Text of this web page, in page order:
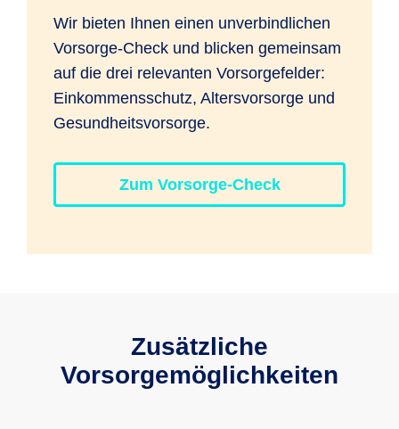
Wir bieten Ihnen einen unverbindlichen
Vorsorge-Check und blicken gemeinsam
auf die drei relevanten Vorsorgefelder:
Einkommensschutz, Altersvorsorge und
Gesundheitsvorsorge.
Zum Vorsorge-Check
Zusätzliche
Vorsorgemöglichkeiten